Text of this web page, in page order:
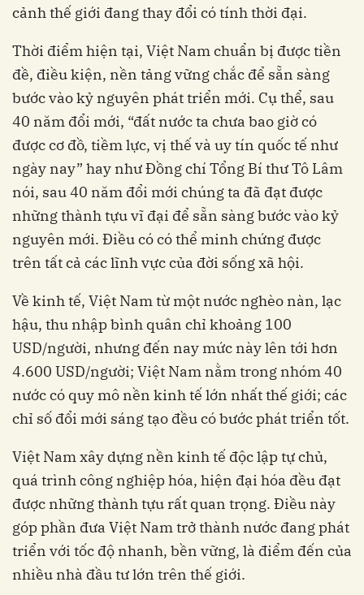
cảnh thế giới đang thay đổi có tính thời đại.
Thời điểm hiện tại, Việt Nam chuẩn bị được tiền
đề, điều kiện, nền tảng vững chắc để sẵn sàng
bước vào kỷ nguyên phát triển mới. Cụ thể, sau
40 năm đổi mới, “đất nước ta chưa bao giờ có
được cơ đồ, tiềm lực, vị thế và uy tín quốc tế như
ngày nay” hay như Đồng chí Tổng Bí thư Tô Lâm
nói, sau 40 năm đổi mới chúng ta đã đạt được
những thành tựu vĩ đại để sẵn sàng bước vào kỷ
nguyên mới. Điều có có thể minh chứng được
trên tất cả các lĩnh vực của đời sống xã hội.
Về kinh tế, Việt Nam từ một nước nghèo nàn, lạc
hậu, thu nhập bình quân chỉ khoảng 100
USD/người, nhưng đến nay mức này lên tới hơn
4.600 USD/người; Việt Nam nằm trong nhóm 40
nước có quy mô nền kinh tế lớn nhất thế giới; các
chỉ số đổi mới sáng tạo đều có bước phát triển tốt.
Việt Nam xây dựng nền kinh tế độc lập tự chủ,
quá trình công nghiệp hóa, hiện đại hóa đều đạt
được những thành tựu rất quan trọng. Điều này
góp phần đưa Việt Nam trở thành nước đang phát
triển với tốc độ nhanh, bền vững, là điểm đến của
nhiều nhà đầu tư lớn trên thế giới.